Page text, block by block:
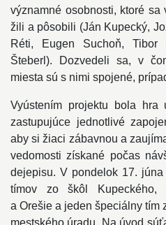
významné osobnosti, ktoré
žili a pôsobili (Ján Kupecký,
Réti, Eugen Suchoň, Tibor
Šteberl). Dozvedeli sa, v
miesta sú s nimi spojené,
Vyústením projektu bola hra
zastupujúce jednotlivé
aby si žiaci zábavnou a
vedomosti získané počas
dejepisu. V pondelok 17.
tímov zo škôl Kupeckého,
a Orešie a jeden špeciálny tím
mestského úradu. Na úvod